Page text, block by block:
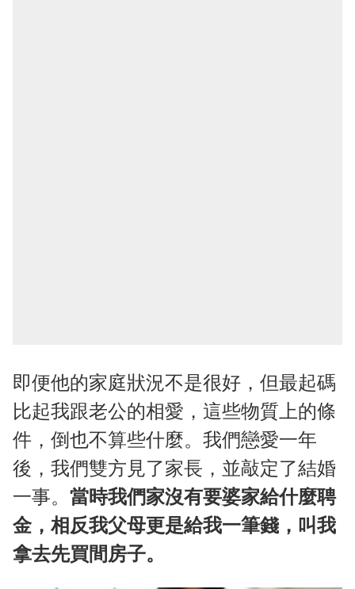
即便他的家庭狀況不是很好，但最起碼
比起我跟老公的相愛，這些物質上的條
件，倒也不算些什麼。我們戀愛一年
後，我們雙方見了家長，並敲定了結婚
一事。 當時我們家沒有要婆家給什麼聘
金，相反我父母更是給我一筆錢，叫我
拿去先買間房子。